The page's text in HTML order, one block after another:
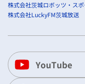
株式会社茨城ロボッツ・ス
株式会社LuckyFM茨城放送
YouTube